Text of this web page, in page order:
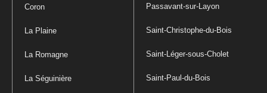
Coron
La Plaine
La Romagne
La Séguinière
Passavant-sur-Layon
Saint-Christophe-du-Bois
Saint-Léger-sous-Cholet
Saint-Paul-du-Bois